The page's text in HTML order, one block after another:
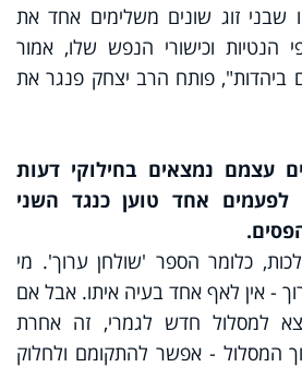
שבני זוג שונים משלימים אחד את
הנטיות וכישורי הנפש שלו, אמור
ביהדות", פותח הרב יצחק פנגר את
עצמם נמצאים בחילוקי דעות
אחד טוען כנגד השני
כלומר הספר 'שולחן ערוך'. מי
- אין לאף אחד בעיה איתו. אבל אם
למסלול חדש לגמרי, זה אחרת
המסלול - אפשר להתקומם ולחלוק